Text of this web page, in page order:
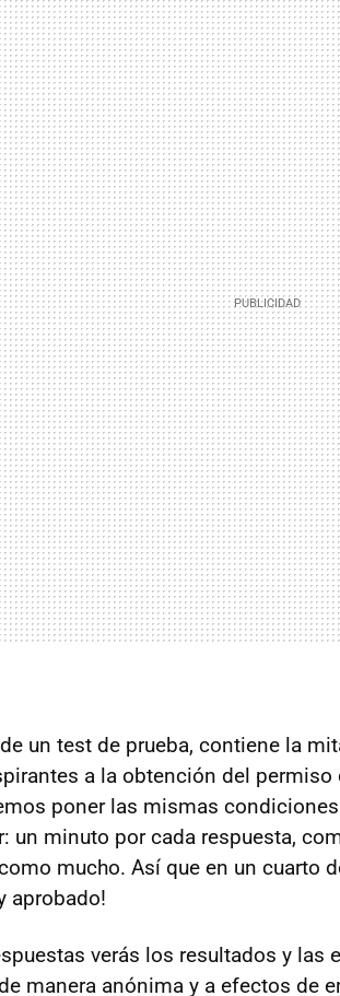
un test de prueba, contiene la
a la obtención del
poner las mismas
un minuto por cada respuesta,
mucho. Así que en un cuarto
aprobado!
verás los resultados y las
manera anónima y a efectos de